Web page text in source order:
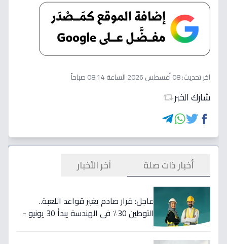
اخر تحديث:08 أغسطس 2026 الساعة 08:14 صباحاً
شارك الخبر
أخبار ذات صلة آخر الأخبار
عاجل: قرار صادم يغير قواعد اللعبة..
التوطين 30٪ في الهندسة يبدأ 30 يونيو -